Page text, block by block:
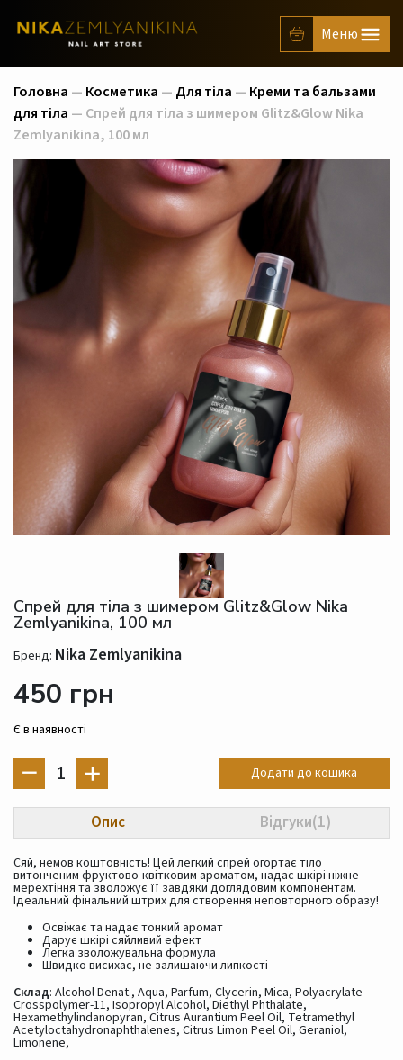
Головна — Косметика — Для тіла — Креми та бальзами
для тіла — Спрей для тіла з шимером Glitz&Glow Nika
Zemlyanikina, 100 мл
Спрей для тіла з шимером Glitz&Glow Nika
Zemlyanikina, 100 мл
Бренд: Nika Zemlyanikina
450 грн
Є в наявності
1 Додати до кошика
Опис Відгуки(1)
Сяй, немов коштовність! Цей легкий спрей огортає тіло
витонченим фруктово-квітковим ароматом, надає шкірі ніжне
мерехтіння та зволожує її завдяки доглядовим компонентам.
Ідеальний фінальний штрих для створення неповторного образу!
Освіжає та надає тонкий аромат
Дарує шкірі сяйливий ефект
Легка зволожувальна формула
Швидко висихає, не залишаючи липкості
Склад: Alcohol Denat., Aqua, Parfum, Clycerin, Mica, Polyacrylate
Crosspolymer-11, Isopropyl Alcohol, Diethyl Phthalate,
Hexamethylindanopyran, Citrus Aurantium Peel Oil, Tetramethyl
Acetyloctahydronaphthalenes, Citrus Limon Peel Oil, Geraniol,
Limonene,